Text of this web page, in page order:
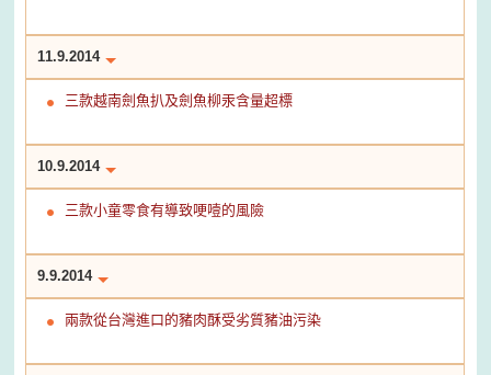
11.9.2014
三款越南劍魚扒及劍魚柳汞含量超標
10.9.2014
三款小童零食有導致哽噎的風險
9.9.2014
兩款從台灣進口的豬肉酥受劣質豬油污染